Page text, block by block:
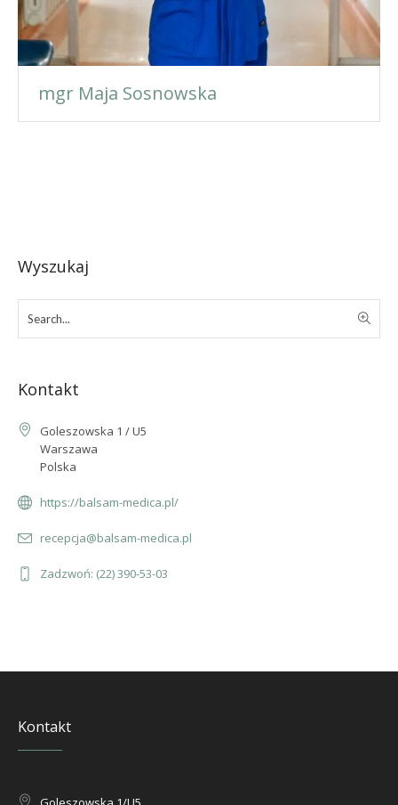
mgr Maja Sosnowska
Wyszukaj
Kontakt
Goleszowska 1 / U5
Warszawa
Polska
https://balsam-medica.pl/
recepcja@balsam-medica.pl
Zadzwoń: (22) 390-53-03
Kontakt